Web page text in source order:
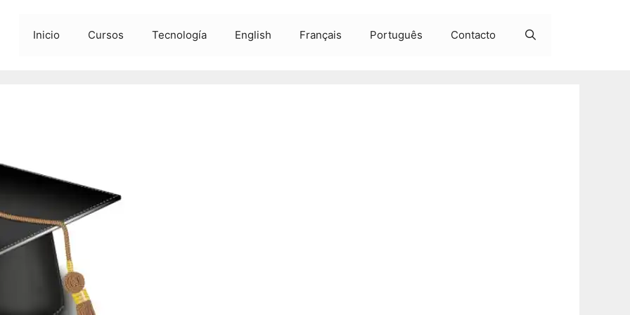
Inicio Cursos Tecnología English Français Português Contacto